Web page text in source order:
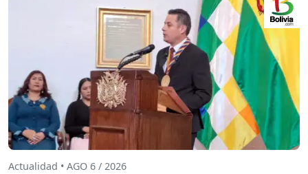
Actualidad • AGO 6 / 2026